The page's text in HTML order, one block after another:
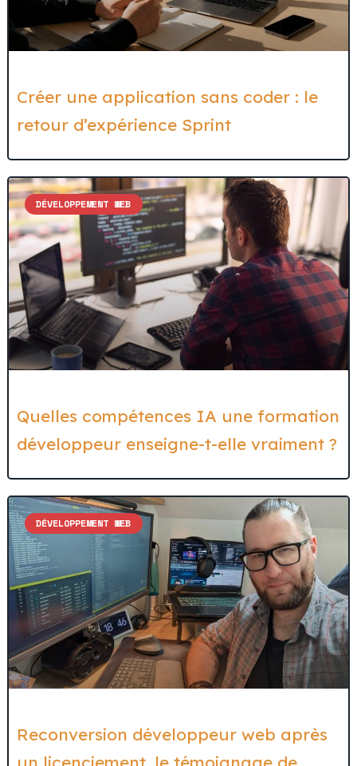
Créer une application sans coder : le
retour d’expérience Sprint
DÉVELOPPEMENT WEB
Quelles compétences IA une formation
développeur enseigne-t-elle vraiment ?
DÉVELOPPEMENT WEB
Reconversion développeur web après